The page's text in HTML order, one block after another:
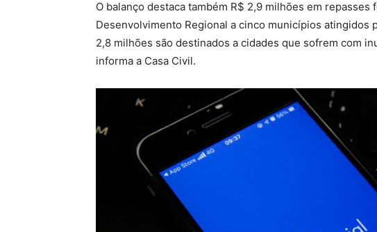
O balanço destaca também R$ 2,9 milhões em
Desenvolvimento Regional a cinco municípios atingidos
2,8 milhões são destinados a cidades que sofrem com
informa a Casa Civil.